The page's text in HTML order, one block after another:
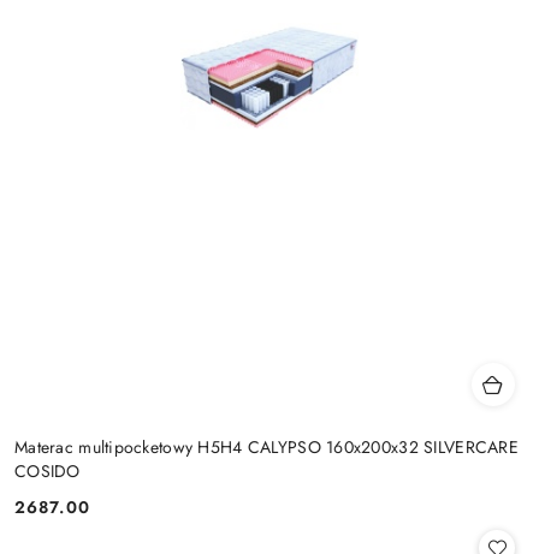
Materac multipocketowy H5H4 CALYPSO 160x200x32 SILVERCARE
COSIDO
Cena:
2687.00